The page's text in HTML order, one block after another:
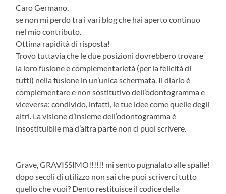
Caro Germano,
se non mi perdo tra i vari blog che hai aperto continuo
nel mio contributo.
Ottima rapidità di risposta!
Trovo tuttavia che le due posizioni dovrebbero trovare
la loro fusione e complementarietà (per la felicità di
tutti) nella fusione in un’unica schermata. Il diario è
complementare e non sostitutivo dell’odontogramma e
viceversa: condivido, infatti, le tue idee come quelle degli
altri. La visione d’insieme dell’odontogramma è
insostituibile ma d’altra parte non ci puoi scrivere.
Grave, GRAVISSIMO!!!!!! mi sento pugnalato alle spalle!
dopo secoli di utilizzo non sai che puoi scriverci tutto
quello che vuoi? Dento restituisce il codice della